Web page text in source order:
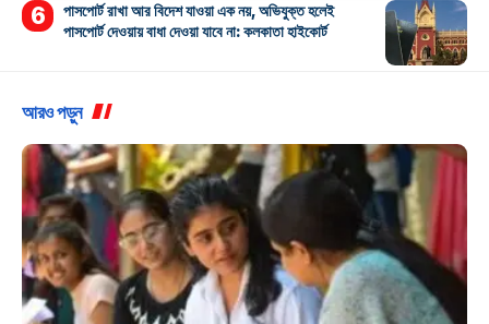
পাসপোর্ট রাখা আর বিদেশ যাওয়া এক নয়, অভিযুক্ত হলেই
পাসপোর্ট দেওয়ায় বাধা দেওয়া যাবে না: কলকাতা হাইকোর্ট
আরও পড়ুন